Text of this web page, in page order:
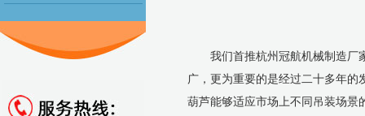
我们首推杭州冠航机械制造厂家
广，更为重要的是经过二十多年
葫芦能够适应市场上不同吊装场景